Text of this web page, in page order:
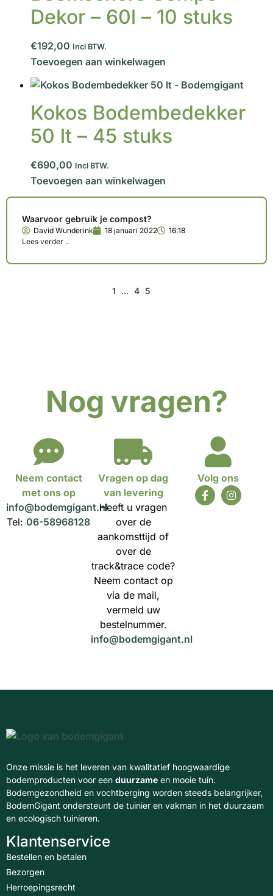
Dekor – 60l – 10 stuks
€192,00 Incl BTW.
Toevoegen aan winkelwagen
Kokos Bodembedekker
50 lt – 45 stuks
€690,00 Incl BTW.
Toevoegen aan winkelwagen
Waarvoor gebruik je compost?
David Wunderink 18 januari 2022
16:18
Lees verder ..
1 … 4 5
Nog vragen?
Neem contact
met ons op
info@bodemgigant.nl
Tel:06-58968128
Vragen op dag
van levering
Heeft u vragen
over de
aankomsttijd of
over de
track&trace code?
Neem contact op
via de mail,
vermeld uw
bestelnummer.
info@bodemgigant.nl
Volg ons
Onze missie is het leveren van kwalitatief hoogwaardige
bodemproducten voor een duurzame en mooie tuin.
Bodemgezondheid en vochtberging worden steeds belangrijker,
BodemGigant ondersteunt de tuinier en vakman in het duurzaam
en ecologisch tuinieren.
Klantenservice
Bestellen en betalen
Bezorgen
Herroepingsrecht